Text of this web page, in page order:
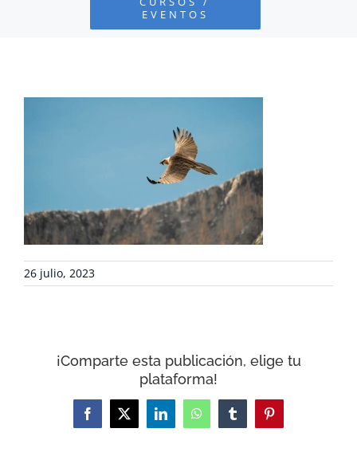
COLABORA
NOTICIAS
EVENTOS
26 julio, 2023
¡Comparte esta publicación, elige tu
plataforma!
Facebook
X LinkedInWhatsAppTumblrPinterest